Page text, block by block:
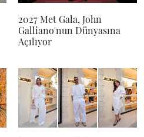
2027 Met Gala, John
Galliano'nun Dünyasına
Açılıyor